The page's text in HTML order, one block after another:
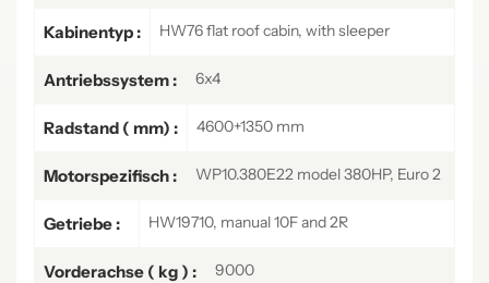
Kabinentyp : HW76 flat roof cabin, with sleeper
Antriebssystem : 6x4
Radstand ( mm) : 4600+1350 mm
Motorspezifisch : WP10.380E22 model 380HP, Euro 2
Getriebe : HW19710, manual 10F and 2R
Vorderachse ( kg ) : 9000